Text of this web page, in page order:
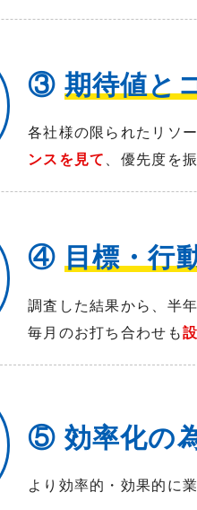
③ 期待値と
各社様の限られたリソ
ンスを見て
、優先度を
④ 目標・行
調査した結果から、半
毎月のお打ち合わせも
⑤ 効率化の
より効率的・効果的に